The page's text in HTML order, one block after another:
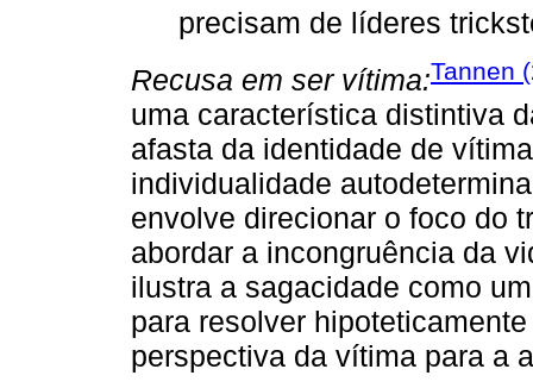
precisam de líderes
Recusa em ser vítima:Tannen
uma característica distintiva
afasta da identidade de
individualidade
envolve direcionar o foco do
abordar a incongruência da
ilustra a sagacidade como
para resolver
perspectiva da vítima para a